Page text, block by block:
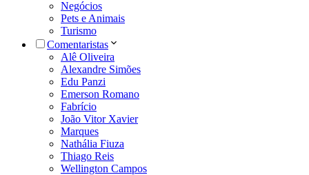
Negócios
Pets e Animais
Turismo
Comentaristas
Alê Oliveira
Alexandre Simões
Edu Panzi
Emerson Romano
Fabrício
João Vitor Xavier
Marques
Nathália Fiuza
Thiago Reis
Wellington Campos